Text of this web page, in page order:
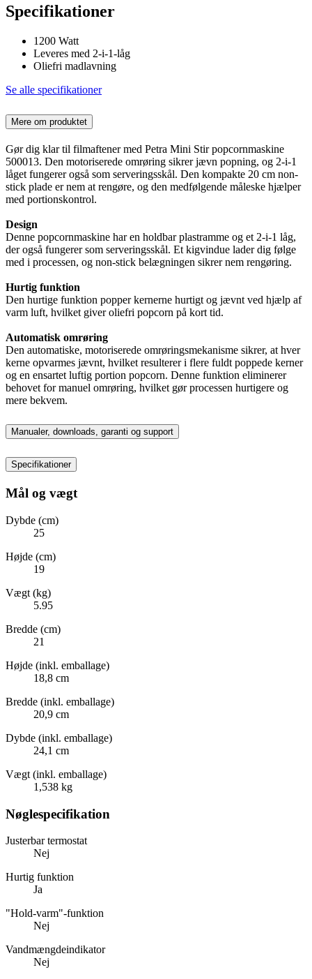
Specifikationer
1200 Watt
Leveres med 2-i-1-låg
Oliefri madlavning
Se alle specifikationer
Mere om produktet
Gør dig klar til filmaftener med Petra Mini Stir popcornmaskine
500013. Den motoriserede omrøring sikrer jævn popning, og 2-i-1
låget fungerer også som serveringsskål. Den kompakte 20 cm non-
stick plade er nem at rengøre, og den medfølgende måleske hjælper
med portionskontrol.
Design
Denne popcornmaskine har en holdbar plastramme og et 2-i-1 låg,
der også fungerer som serveringsskål. Et kigvindue lader dig følge
med i processen, og non-stick belægningen sikrer nem rengøring.
Hurtig funktion
Den hurtige funktion popper kernerne hurtigt og jævnt ved hjælp af
varm luft, hvilket giver oliefri popcorn på kort tid.
Automatisk omrøring
Den automatiske, motoriserede omrøringsmekanisme sikrer, at hver
kerne opvarmes jævnt, hvilket resulterer i flere fuldt poppede kerner
og en ensartet luftig portion popcorn. Denne funktion eliminerer
behovet for manuel omrøring, hvilket gør processen hurtigere og
mere bekvem.
Manualer, downloads, garanti og support
Specifikationer
Mål og vægt
Dybde (cm)
25
Højde (cm)
19
Vægt (kg)
5.95
Bredde (cm)
21
Højde (inkl. emballage)
18,8 cm
Bredde (inkl. emballage)
20,9 cm
Dybde (inkl. emballage)
24,1 cm
Vægt (inkl. emballage)
1,538 kg
Nøglespecifikation
Justerbar termostat
Nej
Hurtig funktion
Ja
"Hold-varm"-funktion
Nej
Vandmængdeindikator
Nej